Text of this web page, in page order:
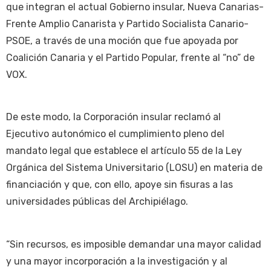
que integran el actual Gobierno insular, Nueva Canarias-
Frente Amplio Canarista y Partido Socialista Canario-
PSOE, a través de una moción que fue apoyada por
Coalición Canaria y el Partido Popular, frente al “no” de
VOX.
De este modo, la Corporación insular reclamó al
Ejecutivo autonómico el cumplimiento pleno del
mandato legal que establece el artículo 55 de la Ley
Orgánica del Sistema Universitario (LOSU) en materia de
financiación y que, con ello, apoye sin fisuras a las
universidades públicas del Archipiélago.
“Sin recursos, es imposible demandar una mayor calidad
y una mayor incorporación a la investigación y al